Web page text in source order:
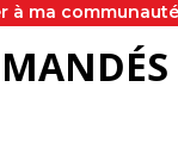
à ma communauté